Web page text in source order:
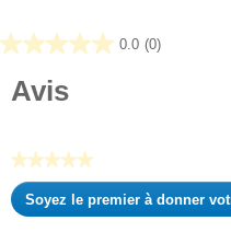
0.0 (0)
0.0
Avis
★★★★★
Aucune
valeur
Soyez le premier à donner
.